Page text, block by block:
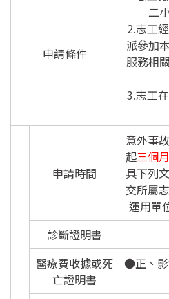
其他法規訊息
社區專用污水下水道
化糞池定期清理申報回傳
化糞池定期清理申報查詢
營建逕流廢水
飲用水
水污費徵收
申請條件
二
2.志工
派參加
服務相
3.志工
申請時間
意外事
起三個
具下列
交所屬
運用單
診斷證明書
醫療費收據或死
亡證明書
●正、影